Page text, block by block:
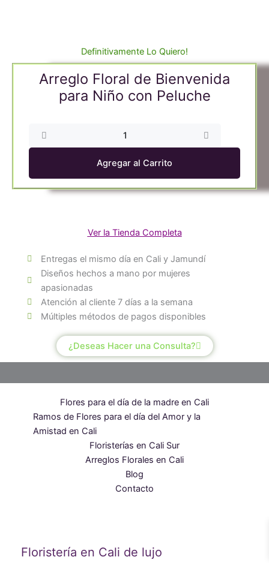
Definitivamente Lo Quiero!
Arreglo Floral de Bienvenida
para Niño con Peluche
para
Peluche
Agregar al Carrito
Ver la Tienda Completa
Entregas el mismo día en Cali y Jamundí
Diseños hechos a mano por mujeres
apasionadas
Atención al cliente 7 días a la semana
Múltiples métodos de pagos disponibles
¿Deseas Hacer una Consulta?
Flores para el día de la madre en Cali
Ramos de Flores para el día del Amor y la
Amistad en Cali
Floristerías en Cali Sur
Arreglos Florales en Cali
Blog
Contacto
Floristería en Cali de lujo